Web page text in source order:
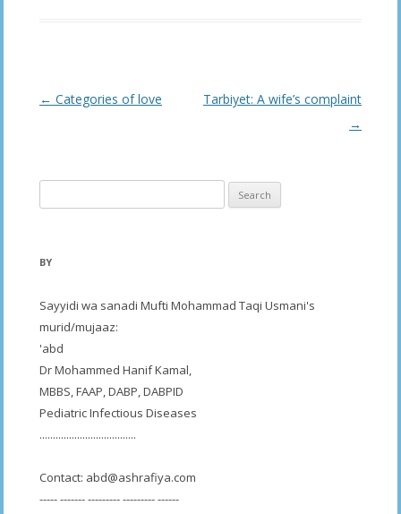
Post
← Categories of love
Tarbiyet: A wife’s complaint
→
for:
BY
Sayyidi wa sanadi Mufti Mohammad Taqi Usmani's
murid/mujaaz:
'abd
Dr Mohammed Hanif Kamal,
MBBS, FAAP, DABP, DABPID
Pediatric Infectious Diseases
....................................
Contact: abd@ashrafiya.com
----- ------- --------- --------- ------